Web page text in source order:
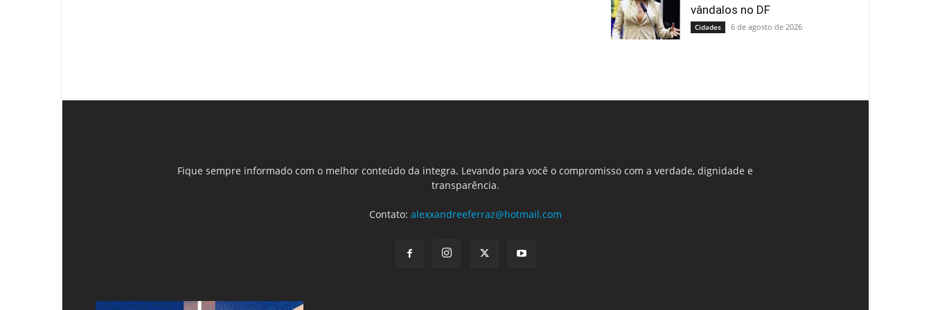
vândalos no DF
Cidades 6 de agosto de 2026
Fique sempre informado com o melhor conteúdo da integra. Levando para você o compromisso com a verdade, dignidade e
transparência.
Contato: alexxandreeferraz@hotmail.com